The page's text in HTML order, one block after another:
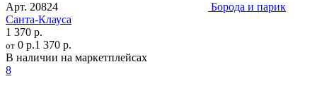
Арт. 20824
Борода и парик
Санта-Клауса
1 370 р.
от 0 р.1 370 р.
В наличии на маркетплейсах
8